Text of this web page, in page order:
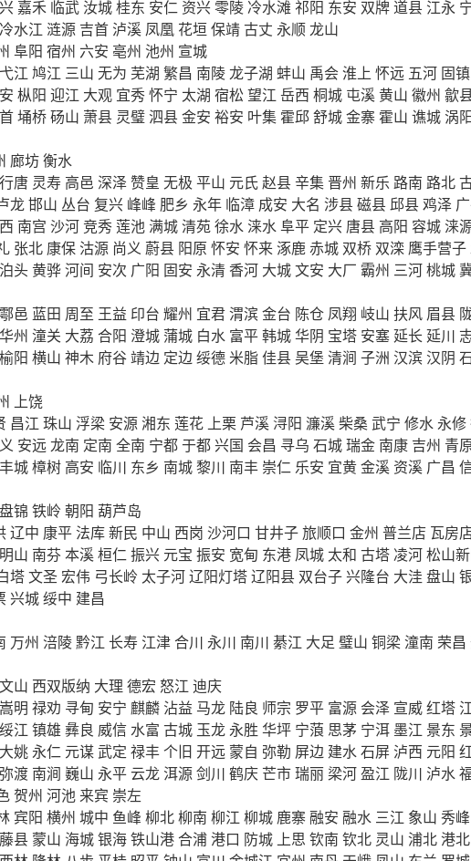
嘉禾 临武 汝城桂东 安仁 资兴零陵 冷水滩 祁阳 东安 双牌道县 江永
冷水江 涟源 吉首 泸溪 凤凰 花垣保靖古丈 永顺龙山
阜阳 宿州 六安 亳州 池州 宣城
弋江 鸠江 三山 无为 芜湖 繁昌 南陵龙子湖 蚌山 禹会淮上 怀远 五河 固镇
枞阳 迎江 大观 宜秀怀宁 太湖 宿松 望江 岳西 桐城 屯溪黄山 徽州 歙
埇桥砀山 萧县 灵璧泗县金安 裕安 叶集 霍邱舒城金寨 霍山 谯城 涡
廊坊衡水
行唐 灵寿 高邑 深泽 赞皇 无极 平山 元氏赵县辛集 晋州 新乐 路南 路北
龙邯山 丛台 复兴 峰峰 肥乡 永年 临漳 成安 大名 涉县磁县邱县鸡泽
南宫 沙河竞秀莲池 满城清苑徐水 涞水阜平 定兴 唐县 高阳 容城 涞
张北 康保 沽源 尚义 蔚县 阳原 怀安 怀来涿鹿赤城 双桥 双滦 鹰手营子
泊头黄骅河间 安次 广阳 固安 永清 香河 大城文安 大厂 霸州 三河桃城
鄠邑 蓝田 周至 王益 印台 耀州 宜君渭滨金台 陈仓 凤翔 岐山 扶风 眉县
华州 潼关 大荔 合阳 澄城蒲城 白水 富平韩城华阴 宝塔 安塞延长 延川
榆阳 横山 神木 府谷靖边 定边绥德 米脂佳县吴堡 清涧 子洲 汉滨汉阴
上饶
昌江 珠山 浮梁 安源湘东 莲花 上栗 芦溪 浔阳 濂溪柴桑武宁 修水 永修
安远 龙南 定南 全南 宁都于都兴国 会昌 寻乌 石城瑞金 南康 吉州 青
丰城樟树 高安 临川 东乡 南城黎川 南丰 崇仁 乐安 宜黄金溪 资溪 广昌
盘锦 铁岭 朝阳 葫芦岛
辽中 康平 法库新民 中山 西岗 沙河口 甘井子旅顺口 金州 普兰店 瓦房
明山 南芬 本溪桓仁振兴 元宝 振安 宽甸 东港 凤城 太和 古塔 凌河松山
塔文圣宏伟 弓长岭 太子河辽阳灯塔辽阳县 双台子兴隆台 大洼 盘山
兴城绥中 建昌
万州 涪陵黔江 长寿 江津合川 永川 南川 綦江 大足 璧山 铜梁潼南 荣昌
文山 西双版纳 大理 德宏 怒江 迪庆
嵩明 禄劝 寻甸 安宁 麒麟 沾益 马龙 陆良 师宗 罗平 富源 会泽 宣威红塔
绥江 镇雄 彝良 威信水富 古城 玉龙 永胜 华坪 宁蒗 思茅 宁洱 墨江 景东
大姚 永仁 元谋武定 禄丰个旧 开远 蒙自 弥勒 屏边 建水石屏 泸西 元阳
弥渡 南涧 巍山 永平 云龙 洱源剑川 鹤庆 芒市瑞丽 梁河盈江 陇川 泸水
贺州 河池 来宾 崇左
宾阳 横州 城中 鱼峰 柳北柳南 柳江 柳城 鹿寨融安 融水 三江 象山 秀峰
藤县蒙山 海城银海铁山港合浦港口 防城 上思 钦南 钦北 灵山 浦北港北